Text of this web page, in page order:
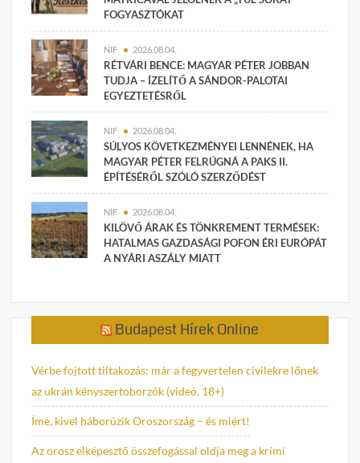
FOGYASZTÓKAT
NIF 2026.08.04.
RÉTVÁRI BENCE: MAGYAR PÉTER JOBBAN
TUDJA – ÍZELÍTŐ A SÁNDOR-PALOTAI
EGYEZTETÉSRŐL
NIF 2026.08.04.
SÚLYOS KÖVETKEZMÉNYEI LENNÉNEK, HA
MAGYAR PÉTER FELRÚGNÁ A PAKS II.
ÉPÍTÉSÉRŐL SZÓLÓ SZERZŐDÉST
NIF 2026.08.04.
KILÖVŐ ÁRAK ÉS TÖNKREMENT TERMÉSEK:
HATALMAS GAZDASÁGI POFON ÉRI EURÓPÁT
A NYÁRI ASZÁLY MIATT
Budapest Hírek Online
Vérbe fojtott tiltakozás: már a fegyvertelen civilekre lőnek
az ukrán kényszertoborzók (videó, 18+)
Íme, kivel háborúzik Oroszország – és miért!
Az orosz elképesztő összefogással oldja meg a krími